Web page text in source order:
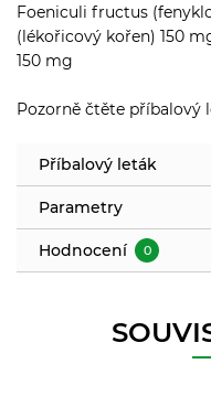
Foeniculi fructus
(lékořicový kořen) 150
150 mg
Pozorně čtěte příbalový
Příbalový leták
Parametry
Hodnocení 0